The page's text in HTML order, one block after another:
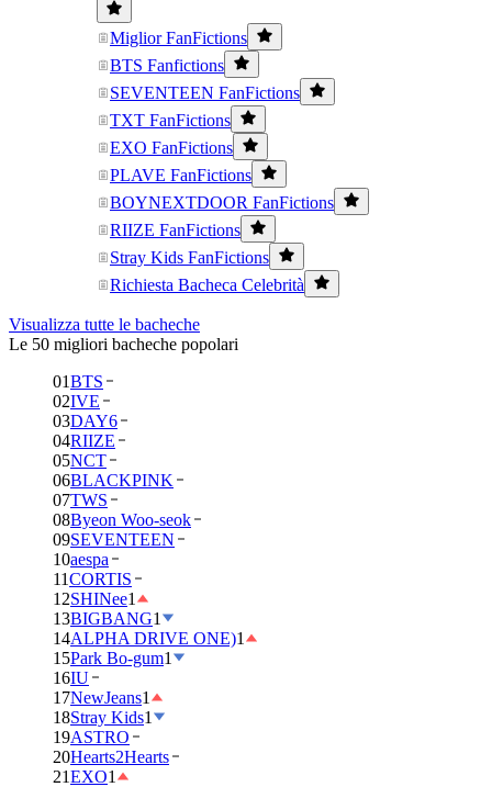
Miglior FanFictions
BTS Fanfictions
SEVENTEEN FanFictions
TXT FanFictions
EXO FanFictions
PLAVE FanFictions
BOYNEXTDOOR FanFictions
RIIZE FanFictions
Stray Kids FanFictions
Richiesta Bacheca Celebrità
Visualizza tutte le bacheche
Le 50 migliori bacheche popolari
01BTS
02IVE
03DAY6
04RIIZE
05NCT
06BLACKPINK
07TWS
08Byeon Woo-seok
09SEVENTEEN
10aespa
11CORTIS
12SHINee1
13BIGBANG1
14ALPHA DRIVE ONE)1
15Park Bo-gum1
16IU
17NewJeans1
18Stray Kids1
19ASTRO
20Hearts2Hearts
21EXO1